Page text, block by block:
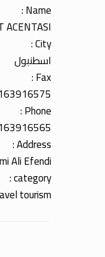
Name :
ACENTASI
City :
اسطنبول
Fax :
Phone :
Address :
Ali Efendi
category :
tourism